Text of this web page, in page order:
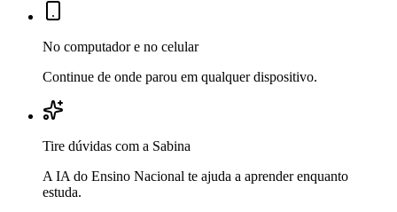
No computador e no celular
Continue de onde parou em qualquer dispositivo.
Tire dúvidas com a Sabina
A IA do Ensino Nacional te ajuda a aprender enquanto
estuda.